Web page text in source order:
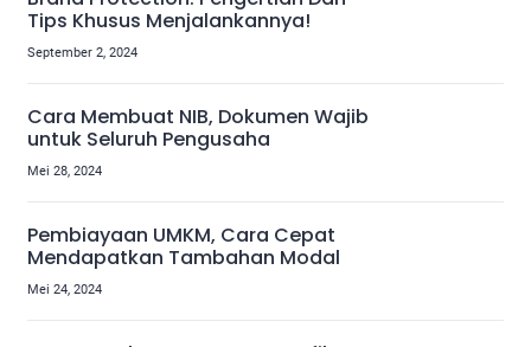
Tips Khusus Menjalankannya!
September 2, 2024
Cara Membuat NIB, Dokumen Wajib
untuk Seluruh Pengusaha
Mei 28, 2024
Pembiayaan UMKM, Cara Cepat
Mendapatkan Tambahan Modal
Mei 24, 2024